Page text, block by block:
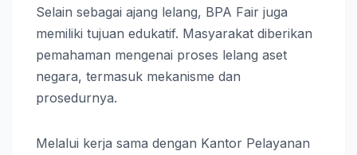
Selain sebagai ajang lelang, BPA Fair juga
memiliki tujuan edukatif. Masyarakat diberikan
pemahaman mengenai proses lelang aset
negara, termasuk mekanisme dan
prosedurnya.
Melalui kerja sama dengan Kantor Pelayanan